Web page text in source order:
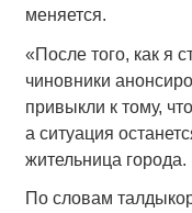
меняется.
«После того, как я
чиновники
привыкли к тому,
а ситуация
жительница города.
По словам